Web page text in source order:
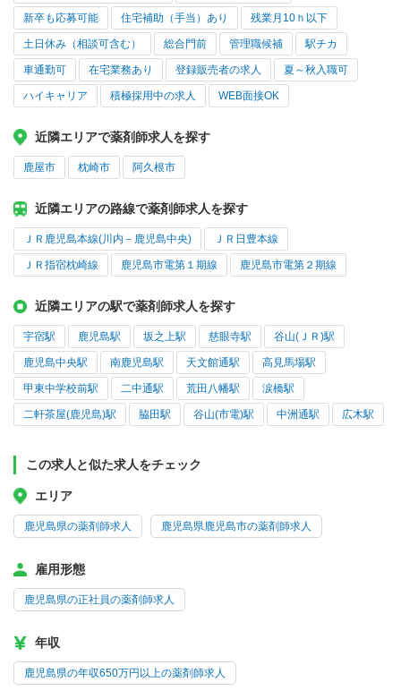
新卒も応募可能 住宅補助（手当）あり 残業月10ｈ以下
土日休み（相談可含む） 総合門前 管理職候補 駅チカ
車通勤可 在宅業務あり 登録販売者の求人 夏～秋入職可
ハイキャリア 積極採用中の求人 WEB面接OK
近隣エリアで薬剤師求人を探す
鹿屋市 枕崎市 阿久根市
近隣エリアの路線で薬剤師求人を探す
ＪＲ鹿児島本線(川内－鹿児島中央) ＪＲ日豊本線
ＪＲ指宿枕崎線 鹿児島市電第１期線 鹿児島市電第２期線
近隣エリアの駅で薬剤師求人を探す
宇宿駅 鹿児島駅 坂之上駅 慈眼寺駅 谷山(ＪＲ)駅
鹿児島中央駅 南鹿児島駅 天文館通駅 高見馬場駅
甲東中学校前駅 二中通駅 荒田八幡駅 涙橋駅
二軒茶屋(鹿児島)駅 脇田駅 谷山(市電)駅 中洲通駅 広木駅
この求人と似た求人をチェック
エリア
鹿児島県の薬剤師求人 鹿児島県鹿児島市の薬剤師求人
雇用形態
鹿児島県の正社員の薬剤師求人
年収
鹿児島県の年収650万円以上の薬剤師求人